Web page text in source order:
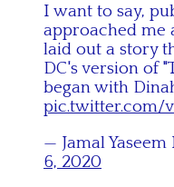
I want to say,
approached me
laid out a story
DC's version of
began with
pic.twitter.com/
— Jamal Yaseem
6, 2020